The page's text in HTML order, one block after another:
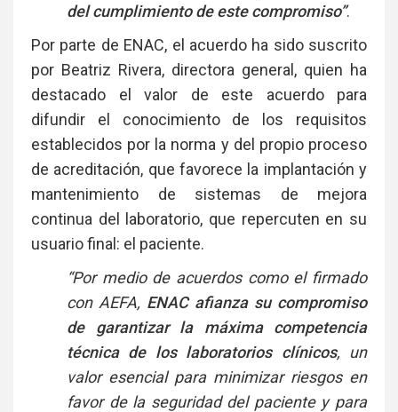
del cumplimiento de este compromiso”.
Por parte de ENAC, el acuerdo ha sido suscrito
por Beatriz Rivera, directora general, quien ha
destacado el valor de este acuerdo para
difundir el conocimiento de los requisitos
establecidos por la norma y del propio proceso
de acreditación, que favorece la implantación y
mantenimiento de sistemas de mejora
continua del laboratorio, que repercuten en su
usuario final: el paciente.
“Por medio de acuerdos como el firmado
con AEFA, ENAC afianza su compromiso
de garantizar la máxima competencia
técnica de los laboratorios clínicos, un
valor esencial para minimizar riesgos en
favor de la seguridad del paciente y para